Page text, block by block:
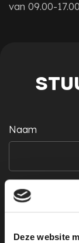
Deze website
van 09.00-
Naam
Email